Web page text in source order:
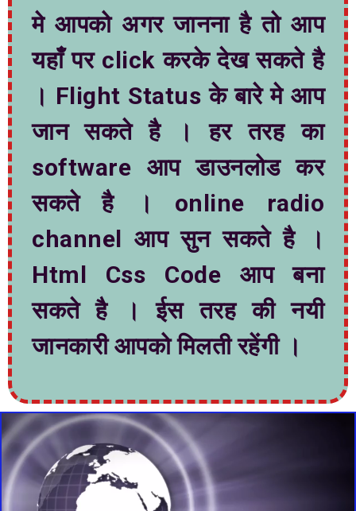
मे आपको अगर जानना है तो आप
यहाँं पर click करके देख सकते है
। Flight Status के बारे मे आप
जान सकते है । हर तरह का
software आप डाउनलोड कर
सकते है । online radio
channel आप सुन सकते है ।
Html Css Code आप बना
सकते है । ईस तरह की नयी
जानकारी आपको मिलती रहेंगी ।